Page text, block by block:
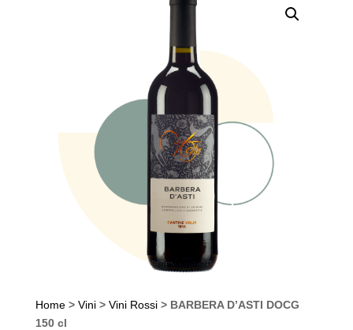
Home> Vini> Vini Rossi> BARBERA D’ASTI DOCG
150 cl